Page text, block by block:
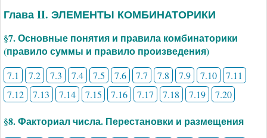
Глава II. ЭЛЕМЕНТЫ КОМБИНАТОРИКИ
§7. Основные понятия и правила комбинаторики
(правило суммы и правило произведения)
7.1 7.2 7.3 7.4 7.5 7.6 7.7 7.8 7.9 7.10
7.11
7.12
7.13 7.14 7.15 7.16 7.17 7.18 7.19 7.20
§8. Факториал числа. Перестановки и размещения